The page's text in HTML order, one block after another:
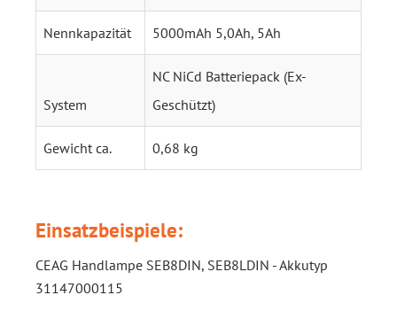
Nennkapazität 5000mAh 5,0Ah, 5Ah
System
NC NiCd Batteriepack (Ex-
Geschützt)
Gewicht ca. 0,68 kg
Einsatzbeispiele:
CEAG Handlampe SEB8DIN, SEB8LDIN - Akkutyp
31147000115